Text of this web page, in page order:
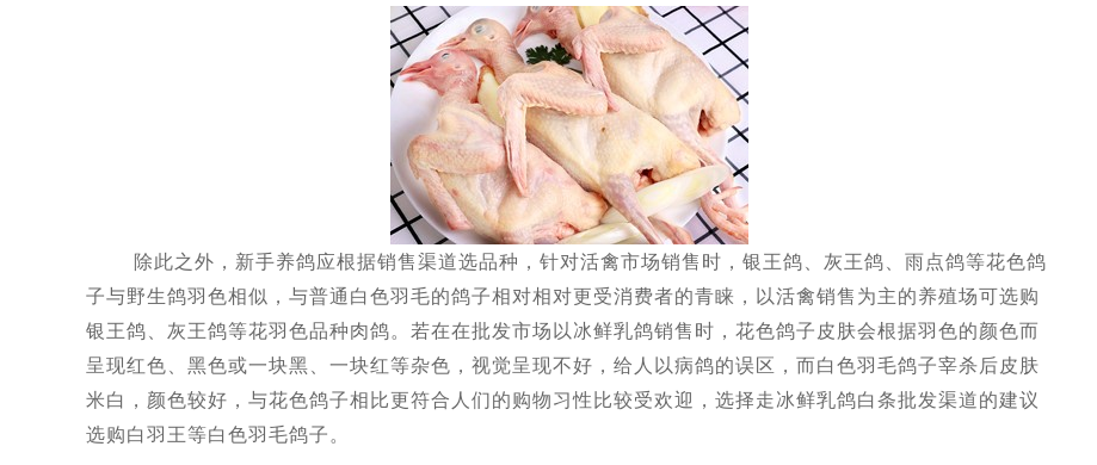
除此之外，新手养鸽应根据销售渠道选品种，针对活禽市场销售时，银王鸽、灰王鸽、雨点鸽等花色鸽
子与野生鸽羽色相似，与普通白色羽毛的鸽子相对相对更受消费者的青睐，以活禽销售为主的养殖场可选购
银王鸽、灰王鸽等花羽色品种肉鸽。若在在批发市场以冰鲜乳鸽销售时，花色鸽子皮肤会根据羽色的颜色而
呈现红色、黑色或一块黑、一块红等杂色，视觉呈现不好，给人以病鸽的误区，而白色羽毛鸽子宰杀后皮肤
米白，颜色较好，与花色鸽子相比更符合人们的购物习性比较受欢迎，选择走冰鲜乳鸽白条批发渠道的建议
选购白羽王等白色羽毛鸽子。